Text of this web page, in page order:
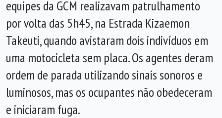
equipes da GCM realizavam patrulhamento
por volta das 5h45, na Estrada Kizaemon
Takeuti, quando avistaram dois indivíduos em
uma motocicleta sem placa. Os agentes deram
ordem de parada utilizando sinais sonoros e
luminosos, mas os ocupantes não obedeceram
e iniciaram fuga.